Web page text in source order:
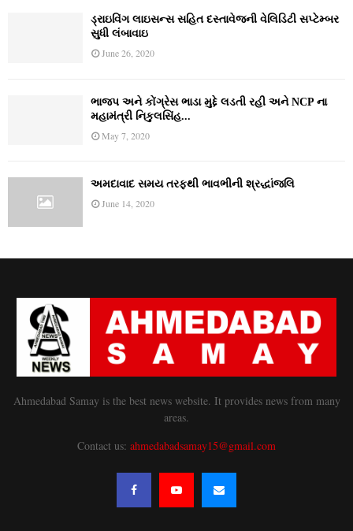
ડ્રાઇવિંગ લાઇસન્સ સહિત દસ્તાવેજની વેલિડિટી સપ્ટેમ્બર
સુધી લંબાવાઇ
June 26, 2020
ભાજપ અને કોંગ્રેસ ભાડા મુદ્દે લડતી રહી અને NCP ના
મહામંત્રી નિકુલસિંહ...
May 7, 2020
અમદાવાદ સમય તરફથી ભાવભીની શ્રદ્ધાંજલિ
June 14, 2020
Ahmedabad Samay is the best news website. It provides news from many
areas.
Contact us: ahmedabadsamay15@gmail.com